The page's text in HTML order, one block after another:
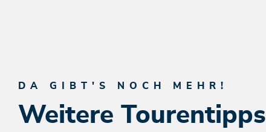
DA GIBT'S NOCH MEHR!
Weitere Tourentipps